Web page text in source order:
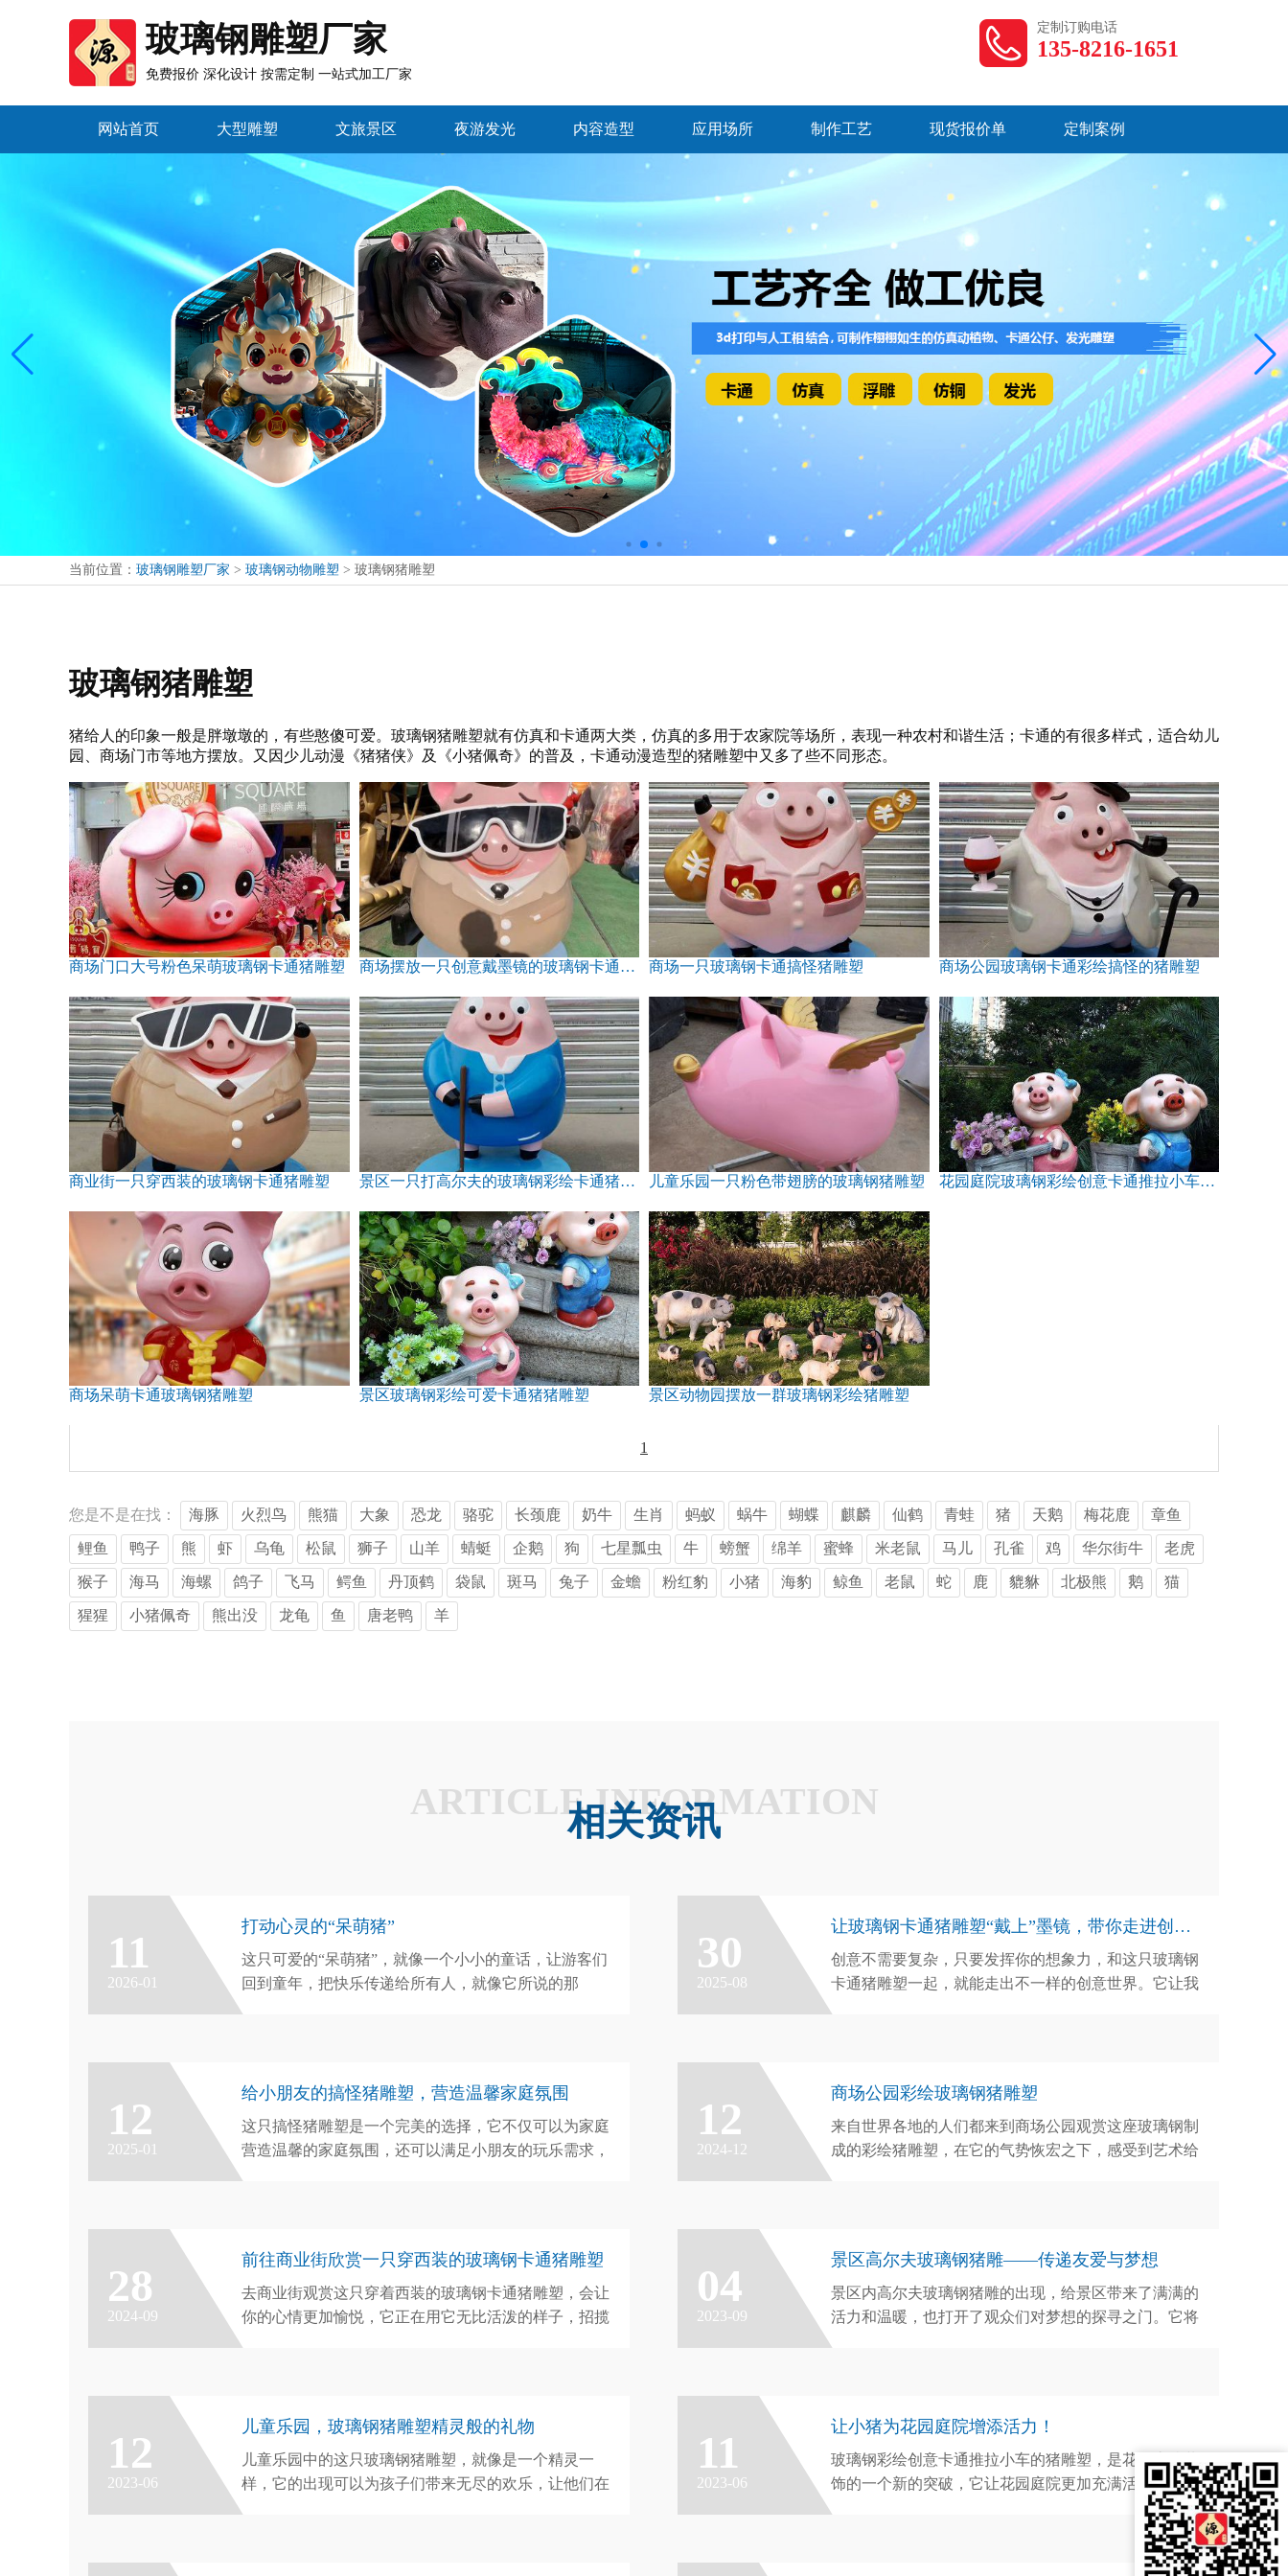
玻璃钢雕塑厂家
免费报价 深化设计 按需定制 一站式加工厂家
定制订购电话
135-8216-1651
网站首页 大型雕塑 文旅景区 夜游发光 内容造型 应用场所 制作工艺 现货报价单 定制案例
当前位置： 玻璃钢雕塑厂家 > 玻璃钢动物雕塑 > 玻璃钢猪雕塑
玻璃钢猪雕塑
猪给人的印象一般是胖墩墩的，有些憨傻可爱。玻璃钢猪雕塑就有仿真和卡通两大类，仿真的多用于农家院等场所，表现一种农村和谐生活；卡通的有很多样式，适合幼儿
园、商场门市等地方摆放。又因少儿动漫《猪猪侠》及《小猪佩奇》的普及，卡通动漫造型的猪雕塑中又多了些不同形态。
商场门口大号粉色呆萌玻璃钢卡通猪雕塑 商场摆放一只创意戴墨镜的玻璃钢卡通猪雕塑 商场一只玻璃钢卡通搞怪猪雕塑 商场公园玻璃钢卡通彩绘搞怪的猪雕塑
商业街一只穿西装的玻璃钢卡通猪雕塑 景区一只打高尔夫的玻璃钢彩绘卡通猪雕塑 儿童乐园一只粉色带翅膀的玻璃钢猪雕塑 花园庭院玻璃钢彩绘创意卡通推拉小车的猪雕塑
商场呆萌卡通玻璃钢猪雕塑 景区玻璃钢彩绘可爱卡通猪猪雕塑 景区动物园摆放一群玻璃钢彩绘猪雕塑
1
您是不是在找： 海豚 火烈鸟 熊猫 大象 恐龙 骆驼 长颈鹿 奶牛 生肖 蚂蚁 蜗牛 蝴蝶 麒麟 仙鹤 青蛙 猪 天鹅 梅花鹿 章鱼
鲤鱼 鸭子 熊 虾 乌龟 松鼠 狮子 山羊 蜻蜓 企鹅 狗 七星瓢虫 牛 螃蟹 绵羊 蜜蜂 米老鼠 马儿 孔雀 鸡 华尔街牛 老虎
猴子 海马 海螺 鸽子 飞马 鳄鱼 丹顶鹤 袋鼠 斑马 兔子 金蟾 粉红豹 小猪 海豹 鲸鱼 老鼠 蛇 鹿 貔貅 北极熊 鹅 猫
猩猩 小猪佩奇 熊出没 龙龟 鱼 唐老鸭 羊
ARTICLE INFORMATION
相关资讯
11
2026-01
打动心灵的“呆萌猪”
这只可爱的“呆萌猪”，就像一个小小的童话，让游客们
回到童年，把快乐传递给所有人，就像它所说的那
30
2025-08
让玻璃钢卡通猪雕塑“戴上”墨镜，带你走进创意世界
创意不需要复杂，只要发挥你的想象力，和这只玻璃钢
卡通猪雕塑一起，就能走出不一样的创意世界。它让我
12
2025-01
给小朋友的搞怪猪雕塑，营造温馨家庭氛围
这只搞怪猪雕塑是一个完美的选择，它不仅可以为家庭
营造温馨的家庭氛围，还可以满足小朋友的玩乐需求，
12
2024-12
商场公园彩绘玻璃钢猪雕塑
来自世界各地的人们都来到商场公园观赏这座玻璃钢制
成的彩绘猪雕塑，在它的气势恢宏之下，感受到艺术给
28
2024-09
前往商业街欣赏一只穿西装的玻璃钢卡通猪雕塑
去商业街观赏这只穿着西装的玻璃钢卡通猪雕塑，会让
你的心情更加愉悦，它正在用它无比活泼的样子，招揽
04
2023-09
景区高尔夫玻璃钢猪雕——传递友爱与梦想
景区内高尔夫玻璃钢猪雕的出现，给景区带来了满满的
活力和温暖，也打开了观众们对梦想的探寻之门。它将
12
2023-06
儿童乐园，玻璃钢猪雕塑精灵般的礼物
儿童乐园中的这只玻璃钢猪雕塑，就像是一个精灵一
样，它的出现可以为孩子们带来无尽的欢乐，让他们在
11
2023-06
让小猪为花园庭院增添活力！
玻璃钢彩绘创意卡通推拉小车的猪雕塑，是花园庭院装
饰的一个新的突破，它让花园庭院更加充满活力，同时
为它增添可爱的气息，让你认为花园庭院的装饰更加完